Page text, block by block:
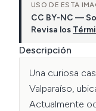
USO DE ESTA
CC BY-NC —
Revisa los
Descripción
Una curiosa
Valparaíso,
Actualmente